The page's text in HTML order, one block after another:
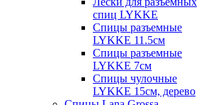
спиц LYKKE
Спицы разъемные
LYKKE 11.5см
Спицы разъемные
LYKKE 7см
Спицы чулочные
LYKKE 15см, дерево